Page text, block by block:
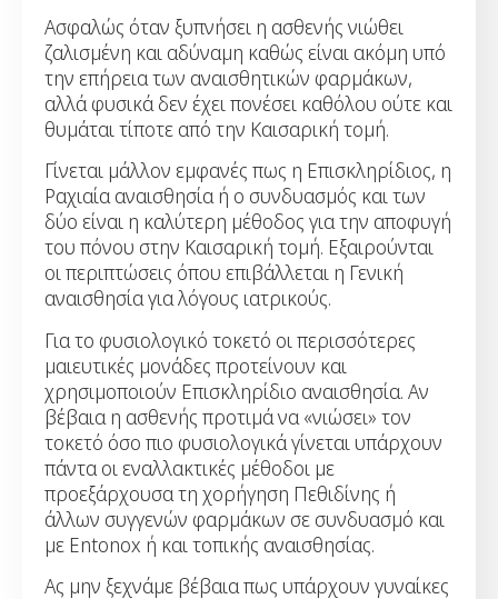
Ασφαλώς όταν ξυπνήσει η ασθενής νιώθει
ζαλισμένη και αδύναμη καθώς είναι ακόμη υπό
την επήρεια των αναισθητικών φαρμάκων,
αλλά φυσικά δεν έχει πονέσει καθόλου ούτε και
θυμάται τίποτε από την Καισαρική τομή.
Γίνεται μάλλον εμφανές πως η Επισκληρίδιος, η
Ραχιαία αναισθησία ή ο συνδυασμός και των
δύο είναι η καλύτερη μέθοδος για την αποφυγή
του πόνου στην Καισαρική τομή. Εξαιρούνται
οι περιπτώσεις όπου επιβάλλεται η Γενική
αναισθησία για λόγους ιατρικούς.
Για το φυσιολογικό τοκετό οι περισσότερες
μαιευτικές μονάδες προτείνουν και
χρησιμοποιούν Επισκληρίδιο αναισθησία. Αν
βέβαια η ασθενής προτιμά να «νιώσει» τον
τοκετό όσο πιο φυσιολογικά γίνεται υπάρχουν
πάντα οι εναλλακτικές μέθοδοι με
προεξάρχουσα τη χορήγηση Πεθιδίνης ή
άλλων συγγενών φαρμάκων σε συνδυασμό και
με Entonox ή και τοπικής αναισθησίας.
Ας μην ξεχνάμε βέβαια πως υπάρχουν γυναίκες